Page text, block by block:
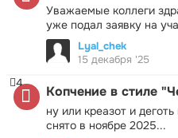
Уважаемые коллеги
уже подал заявку на
Lyal_chek
15 декабря '25
Копчение в стиле
ну или креазот и
снято в ноябре 2025...
4